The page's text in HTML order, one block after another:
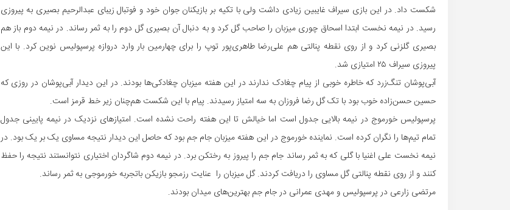
شکست داد. در این بازی سیراف غایبین زیادی داشت ولی با تکیه بر بازیکنان جوان خود و فوتبال زیبای عبدالرحیم بصیری به پیروزی
رسید. در نیمه نخست ابتدا اسحاق چوری میزبان را صاحب گل کرد و به دنبال آن بصیری گل دوم را به ثمر رساند. در نیمه دوم باز هم
بصیری گلزنی کرد و از روی نقطه پنالتی هم علی‌رضا طاهری‌پور توپ را برای چهارمین بار وارد دروازه پرسپولیس نوین کرد. با این
پیروزی سیراف ۲۵ امتیازی شد.
آبی‌پوشان تنگ‌زرد که خاطره خوبی از پیام چغادک ندارند در این هفته میزبان چغادکی‌ها بودند. در این دیدار آبی‌پوشان در روزی که
حسین حسن‌زاده خوب بود با تک گل رضا فروزان به سه امتیاز رسیدند. پیام با این شکست هم‌چنان زیر خط قرمز است.
پرسپولیس خورموج در نیمه بالایی جدول است اما خیالش تا این هفته راحت نشده است. امتیازهای نزدیک در نیمه پایینی جدول
تمام تیم‌ها را نگران کرده است. نماینده خورموج در این هفته میزبان جام جم بود که حاصل این دیدار نتیجه مساوی یک بر یک بود. در
نیمه نخست علی اغنیا با گلی که به ثمر رساند جام جم را پیروز به رختکن برد. در نیمه دوم شاگردان اختیاری نتوانستند نتیجه را حفظ
کنند و از روی نقطه پنالتی گل مساوی را دریافت کردند. گل میزبان را عنایت رزمجو بازیکن باتجربه خورموجی به ثمر رساند.
مرتضی زارعی در پرسپولیس و مهدی عمرانی در جام جم بهترین‌های میدان بودند.